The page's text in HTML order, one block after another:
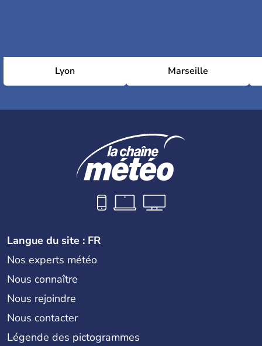
Lyon Marseille
Langue du site : FR
Nos experts météo
Nous connaître
Nous rejoindre
Nous contacter
Légende des pictogrammes